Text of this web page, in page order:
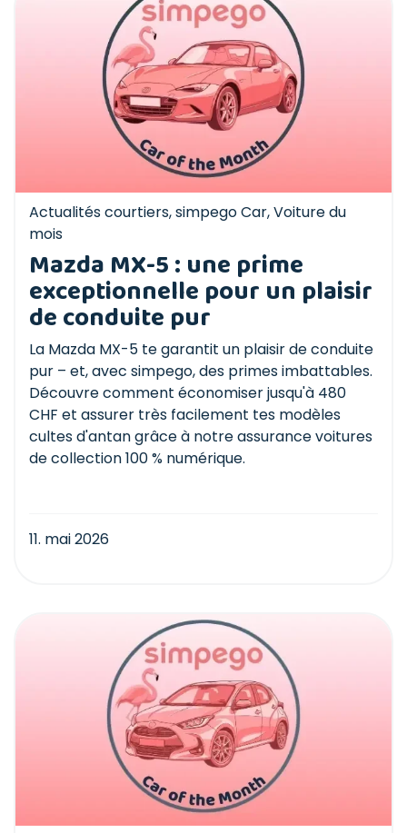
Actualités courtiers,simpego Car,Voiture du
mois
Mazda MX-5 : une prime
exceptionnelle pour un plaisir
de conduite pur
La Mazda MX-5 te garantit un plaisir de conduite
pur – et, avec simpego, des primes imbattables.
Découvre comment économiser jusqu'à 480
CHF et assurer très facilement tes modèles
cultes d'antan grâce à notre assurance voitures
de collection 100 % numérique.
11. mai 2026